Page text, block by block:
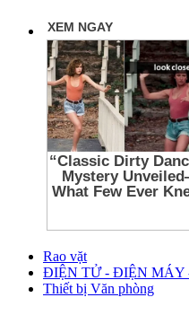
Rao vặt
ĐIỆN TỬ - ĐIỆN MÁY
Thiết bị Văn phòng